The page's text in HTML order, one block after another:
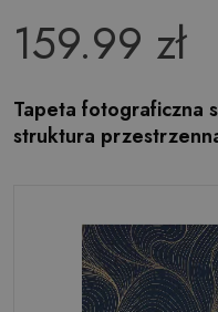
159.99 zł
Tapeta fotograficzna
struktura